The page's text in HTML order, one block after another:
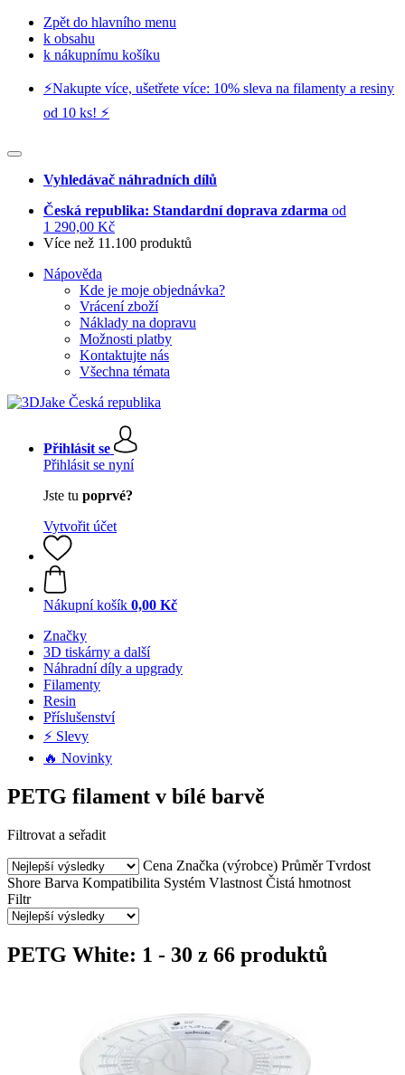
Zpět do hlavního menu
k obsahu
k nákupnímu košíku
⚡️Nakupte více, ušetřete více: 10% sleva na filamenty a resiny
od 10 ks! ⚡️
Vyhledávač náhradních dílů
Česká republika: Standardní doprava zdarma od
1 290,00 Kč
Více než 11.100 produktů
Nápověda
Kde je moje objednávka?
Vrácení zboží
Náklady na dopravu
Možnosti platby
Kontaktujte nás
Všechna témata
Přihlásit se
Přihlásit se nyní
Jste tu poprvé?
Vytvořit účet
Nákupní košík 0,00 Kč
Značky
3D tiskárny a další
Náhradní díly a upgrady
Filamenty
Resin
Příslušenství
⚡ Slevy
🔥 Novinky
PETG filament v bílé barvě
Filtrovat a seřadit
Cena Značka (výrobce) Průměr Tvrdost
Shore Barva Kompatibilita Systém Vlastnost Čistá hmotnost
Filtr
PETG White: 1 - 30 z 66 produktů